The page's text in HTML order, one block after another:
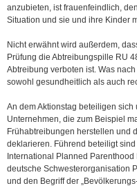
anzubieten, ist frauenfeindlich,
Situation und sie und ihre Kinder
Nicht erwähnt wird außerdem,
Prüfung die Abtreibungspille RU
Abtreibung verboten ist. Was
sowohl gesundheitlich als auch
An dem Aktionstag beteiligen
Unternehmen, die zum Beispiel
Frühabtreibungen herstellen und
deklarieren. Führend beteiligt
International Planned
deutsche Schwesterorganisation
und den Begriff der